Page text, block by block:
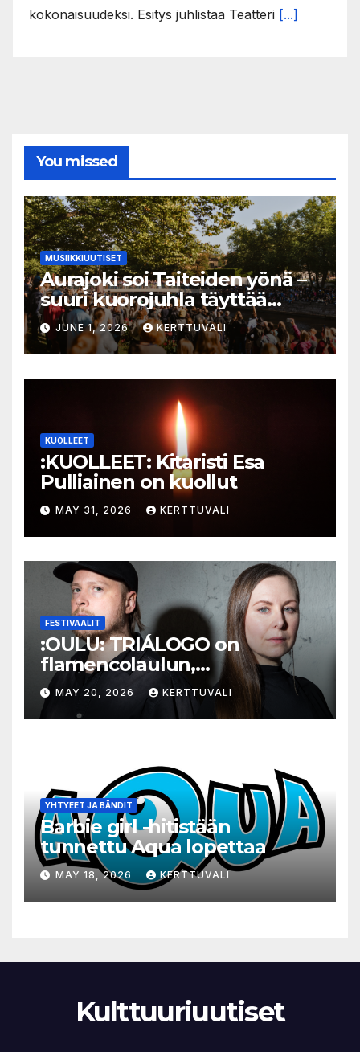
kokonaisuudeksi. Esitys juhlistaa Teatteri [...]
You missed
MUSIIKKIUUTISET
Aurajoki soi Taiteiden yönä –
suuri kuorojuhla täyttää
jokirannan musiikilla
JUNE 1, 2026 KERTTUVALI
KUOLLEET
:KUOLLEET: Kitaristi Esa
Pulliainen on kuollut
MAY 31, 2026 KERTTUVALI
FESTIVAALIT
:OULU: TRIÁLOGO on
flamencolaulun,
elektronisen musiikin ja
hylätyn tilan välinen trialogi
MAY 20, 2026 KERTTUVALI
YHTYEET JA BÄNDIT
Barbie girl -hitistään
tunnettu Aqua lopettaa
MAY 18, 2026 KERTTUVALI
Kulttuuriuutiset